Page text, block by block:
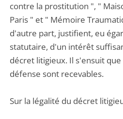
contre la prostitution ", "
Paris " et " Mémoire
d'autre part, justifient, eu
statutaire, d'un intérêt
décret litigieux. Il s'ensuit
défense sont recevables.
Sur la légalité du décret